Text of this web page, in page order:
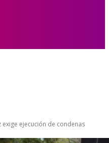
exige ejecución de condenas